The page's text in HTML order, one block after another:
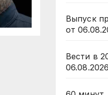
Выпуск
от
Вести в
06.08.2026